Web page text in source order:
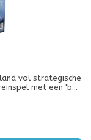
vol strategische
met een 'bag